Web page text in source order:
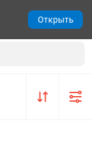
Открыть